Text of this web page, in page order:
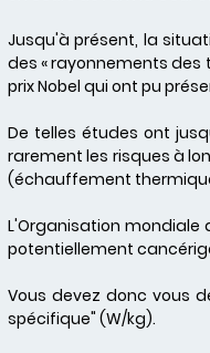
Jusqu'à présent, la
des « rayonnements des
prix Nobel qui ont pu
De telles études ont
rarement les risques à
(échauffement
L'Organisation
potentiellement
Vous devez donc vous
spécifique" (W/kg).